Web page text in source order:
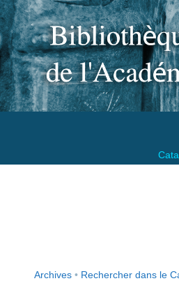
Archives • Rechercher dans le